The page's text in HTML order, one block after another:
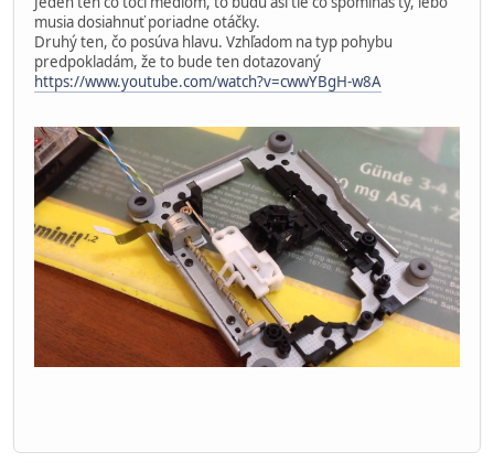
musia dosiahnuť poriadne otáčky.
Druhý ten, čo posúva hlavu. Vzhľadom na typ pohybu
predpokladám, že to bude ten dotazovaný
https://www.youtube.com/watch?v=cwwYBgH-w8A